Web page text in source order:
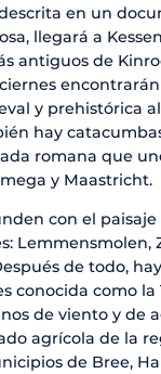
en un
llegará a
antiguos de
y prehistórica
hay
romana que
y Maastricht.
con el
Lemmensmolen,
de todo,
conocida como la
de viento y de
agrícola de la
de Bree,